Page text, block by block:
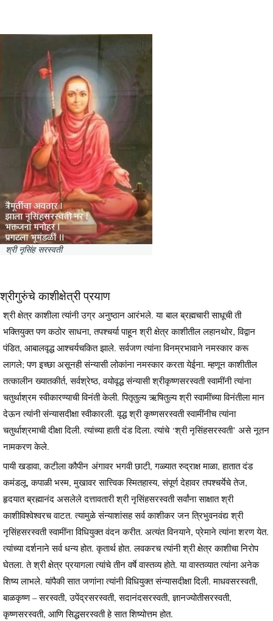
श्री नृसिंह सरस्वती
श्रीगुरुंचे काशीक्षेत्री प्रयाण
श्री क्षेत्र काशीला त्यांनी उग्र अनुष्ठान आरंभले. या बाल ब्रह्मचारी साधूची ती
भक्तियुक्त पण कठोर साधना, तपश्चर्या पाहून श्री क्षेत्र काशीतील लहानथोर, विद्वान
पंडित, आबालवृद्ध आश्चर्यचकित झाले. सर्वजण त्यांना विनम्रभावाने नमस्कार करू
लागले; पण इच्छा असूनही संन्यासी लोकांना नमस्कार करता येईना. म्हणून काशीतील
तत्कालीन ख्यातकीर्त, सर्वश्रेष्ठ, वयोवृद्ध संन्यासी श्रीकृष्णसरस्वती स्वामींनी त्यांना
चतुर्थाश्रम स्वीकारण्याची विनंती केली. पितृतुल्य ऋषितुल्य श्री स्वामींच्या विनंतीला मान
देऊन त्यांनी संन्यासदीक्षा स्वीकारली. वृद्ध श्री कृष्णसरस्वती स्वामींनीच त्यांना
चतुर्थाश्रमाची दीक्षा दिली. त्यांच्या हाती दंड दिला. त्यांचे ‘श्री नृसिंहसरस्वती’ असे नूतन
नामकरण केले.
पायी खडावा, कटीला कौपीन अंगावर भगवी छाटी, गळ्यात रुद्राक्ष माळा, हातात दंड
कमंडलू, कपाळी भस्म, मुखावर सात्त्विक स्मितहास्य, संपूर्ण देहावर तपश्चर्येचे तेज,
हृदयात ब्रह्मानंद असलेले दत्तावतारी श्री नृसिंहसरस्वती सर्वांना साक्षात श्री
काशीविश्वेश्वरच वाटत. त्यामुळे संन्याशांसह सर्व काशीकर जन त्रिभुवनवंद्य श्री
नृसिंहसरस्वती स्वामींना विधियुक्त वंदन करीत. अत्यंत विनयाने, प्रेमाने त्यांना शरण येत.
त्यांच्या दर्शनाने सर्व धन्य होत. कृतार्थ होत. लवकरच त्यांनी श्री क्षेत्र काशीचा निरोप
घेतला. ते श्री क्षेत्र प्रयागला त्यांचे तीन वर्षे वास्तव्य होते. या वास्तव्यात त्यांना अनेक
शिष्य लाभले. यांपैकी सात जणांना त्यांनी विधियुक्त संन्यासदीक्षा दिली. माधवसरस्वती,
बाळकृष्ण – सरस्वती, उपेंद्रसरस्वती, सदानंदसरस्वती, ज्ञानज्योतीसरस्वती,
कृष्णसरस्वती, आणि सिद्धसरस्वती हे सात शिष्योत्तम होत.